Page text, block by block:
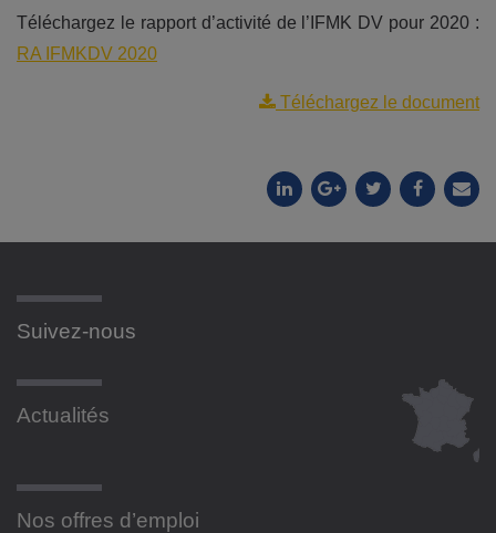
Téléchargez le rapport d’activité de l’IFMK DV pour 2020 :
RA IFMKDV 2020
Téléchargez le document
Suivez-nous
Actualités
Nos offres d’emploi